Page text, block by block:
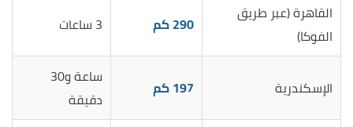
القاهرة (عبر طريق
الفوكا)
290 كم 3 ساعات
الإسكندرية 197 كم
ساعة و30
دقيقة